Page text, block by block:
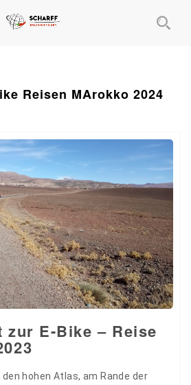
Reisen MArokko 2024
zur E-Bike – Reise
hohen Atlas, am Rande der